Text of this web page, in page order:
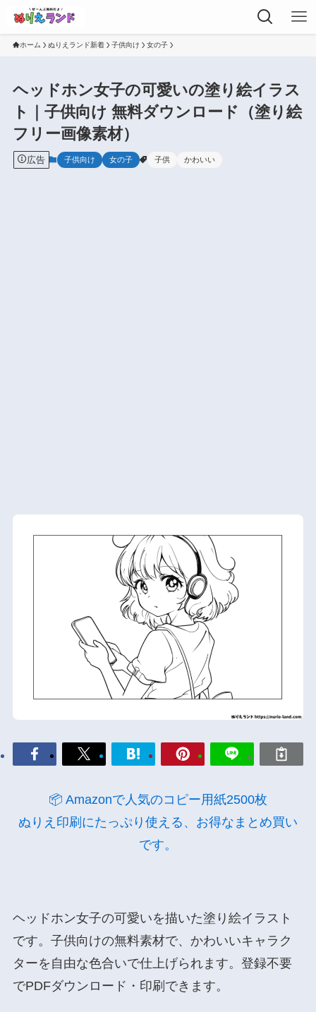
ホーム ぬりえランド新着 子供向け 女の子
ヘッドホン女子の可愛いの塗り絵イラス
ト｜子供向け 無料ダウンロード（塗り絵
フリー画像素材）
広告 子供向け 女の子 子供 かわいい
📦 Amazonで人気のコピー用紙2500枚
ぬりえ印刷にたっぷり使える、お得なまとめ買い
です。
ヘッドホン女子の可愛いを描いた塗り絵イラスト
です。子供向けの無料素材で、かわいいキャラク
ターを自由な色合いで仕上げられます。登録不要
でPDFダウンロード・印刷できます。